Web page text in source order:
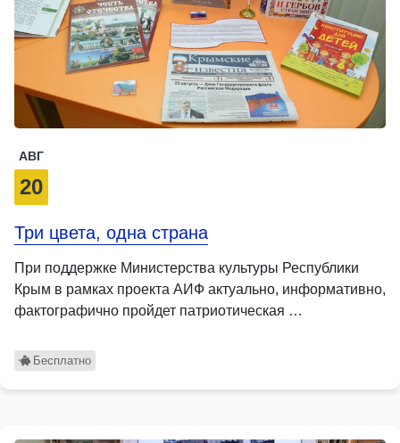
АВГ
20
Три цвета, одна страна
При поддержке Министерства культуры Республики
Крым в рамках проекта АИФ актуально, информативно,
фактографично пройдет патриотическая …
Бесплатно